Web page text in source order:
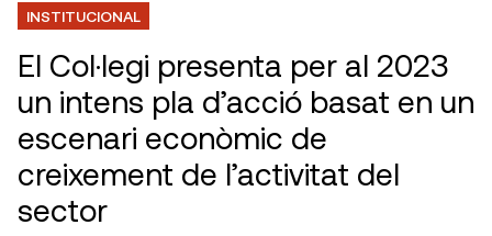
INSTITUCIONAL
El Col·legi presenta per al 2023
un intens pla d’acció basat en un
escenari econòmic de
creixement de l’activitat del
sector